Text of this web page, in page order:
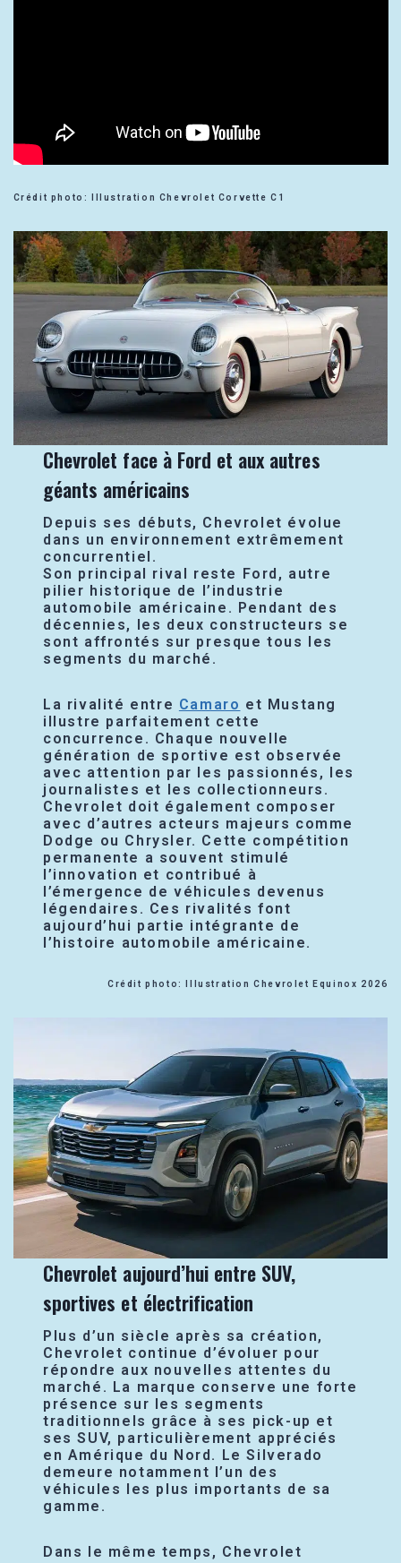
Crédit photo: Illustration Chevrolet Corvette C1
Chevrolet face à Ford et aux autres
géants américains
Depuis ses débuts, Chevrolet évolue
dans un environnement extrêmement
concurrentiel.
Son principal rival reste Ford, autre
pilier historique de l’industrie
automobile américaine. Pendant des
décennies, les deux constructeurs se
sont affrontés sur presque tous les
segments du marché.
La rivalité entre Camaro et Mustang
illustre parfaitement cette
concurrence. Chaque nouvelle
génération de sportive est observée
avec attention par les passionnés, les
journalistes et les collectionneurs.
Chevrolet doit également composer
avec d’autres acteurs majeurs comme
Dodge ou Chrysler. Cette compétition
permanente a souvent stimulé
l’innovation et contribué à
l’émergence de véhicules devenus
légendaires. Ces rivalités font
aujourd’hui partie intégrante de
l’histoire automobile américaine.
Crédit photo: Illustration Chevrolet Equinox 2026
Chevrolet aujourd’hui entre SUV,
sportives et électrification
Plus d’un siècle après sa création,
Chevrolet continue d’évoluer pour
répondre aux nouvelles attentes du
marché. La marque conserve une forte
présence sur les segments
traditionnels grâce à ses pick-up et
ses SUV, particulièrement appréciés
en Amérique du Nord. Le Silverado
demeure notamment l’un des
véhicules les plus importants de sa
gamme.
Dans le même temps, Chevrolet